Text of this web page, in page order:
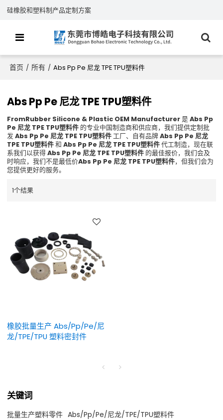
硅橡胶和塑料制产品定制方案
首页 / 所有 / Abs Pp Pe 尼龙 TPE TPU塑料件
Abs Pp Pe 尼龙 TPE TPU塑料件
FromRubber Silicone & Plastic OEM Manufacturer是Abs Pp
Pe 尼龙 TPE TPU塑料件 的专业中国制造商和供应商，我们提供定制批
发Abs Pp Pe 尼龙 TPE TPU塑料件工厂、自有品牌Abs Pp Pe 尼龙
TPE TPU塑料件和Abs Pp Pe 尼龙 TPE TPU塑料件代工制造，现在联
系我们以获得Abs Pp Pe 尼龙 TPE TPU塑料件 的最佳报价，我们会及
时响应，我们不是最低价Abs Pp Pe 尼龙 TPE TPU塑料件，但我们会为
您提供更好的服务。
1个结果
橡胶批量生产 Abs/Pp/Pe/尼
龙/TPE/TPU 塑料密封件
关键词
批量生产塑料零件 Abs/Pp/Pe/尼龙/TPE/TPU塑料件